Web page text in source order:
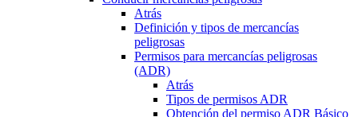
Atrás
Definición y tipos de mercancías
peligrosas
Permisos para mercancías peligrosas
(ADR)
Atrás
Tipos de permisos ADR
Obtención del permiso ADR Básico